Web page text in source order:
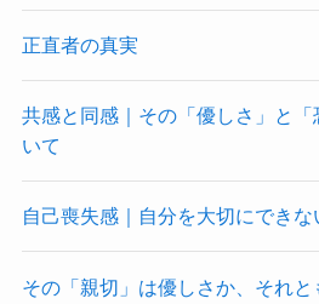
正直者の真実
共感と同感｜その「優しさ」と
いて
自己喪失感｜自分を大切にできな
その「親切」は優しさか、それ